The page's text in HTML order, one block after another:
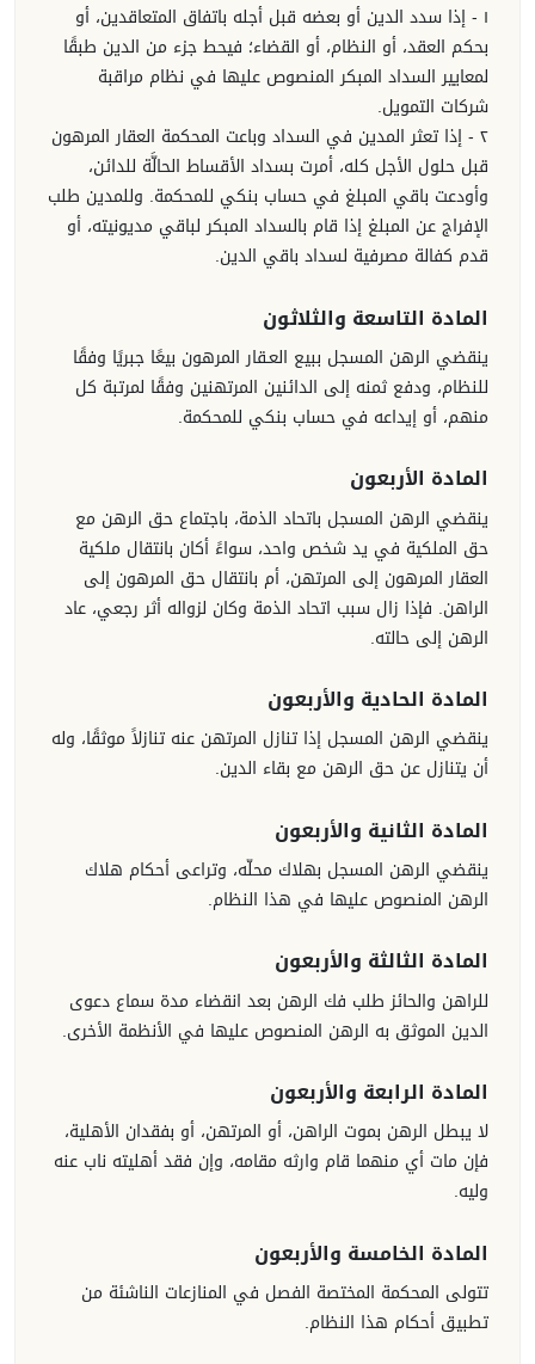
١ - إذا سدد الدين أو بعضه قبل أجله باتفاق المتعاقدين، أو
بحكم العقد، أو النظام، أو القضاء؛ فيحط جزء من الدين طبقًا
لمعايير السداد المبكر المنصوص عليها في نظام مراقبة
شركات التمويل.
٢ - إذا تعثر المدين في السداد وباعت المحكمة العقار المرهون
قبل حلول الأجل كله، أمرت بسداد الأقساط الحالَّة للدائن،
وأودعت باقي المبلغ في حساب بنكي للمحكمة. وللمدين طلب
الإفراج عن المبلغ إذا قام بالسداد المبكر لباقي مديونيته، أو
قدم كفالة مصرفية لسداد باقي الدين.
المادة التاسعة والثلاثون
ينقضي الرهن المسجل ببيع العـقار المرهون بيعًا جبريًا وفقًا
للنظام، ودفع ثمنه إلى الدائنين المرتهنين وفقًا لمرتبة كل
منهم، أو إيداعه في حساب بنكي للمحكمة.
المادة الأربعون
ينقضي الرهن المسجل باتحاد الذمة، باجتماع حق الرهن مع
حق الملكية في يد شخص واحد، سواءً أكان بانتقال ملكية
العقار المرهون إلى المرتهن، أم بانتقال حق المرهون إلى
الراهن. فإذا زال سبب اتحاد الذمة وكان لزواله أثر رجعي، عاد
الرهن إلى حالته.
المادة الحادية والأربعون
ينقضي الرهن المسجل إذا تنازل المرتهن عنه تنازلاً موثقًا، وله
أن يتنازل عن حق الرهن مع بقاء الدين.
المادة الثانية والأربعون
ينقضي الرهن المسجل بهلاك محلّه، وتراعى أحكام هلاك
الرهن المنصوص عليها في هذا النظام.
المادة الثالثة والأربعون
للراهن والحائز طلب فك الرهن بعد انقضاء مدة سماع دعوى
الدين الموثق به الرهن المنصوص عليها في الأنظمة الأخرى.
المادة الرابعة والأربعون
لا يبطل الرهن بموت الراهن، أو المرتهن، أو بفقدان الأهلية،
فإن مات أي منهما قام وارثه مقامه، وإن فقد أهليته ناب عنه
وليه.
المادة الخامسة والأربعون
تتولى المحكمة المختصة الفصل في المنازعات الناشئة من
تطبيق أحكام هذا النظام.